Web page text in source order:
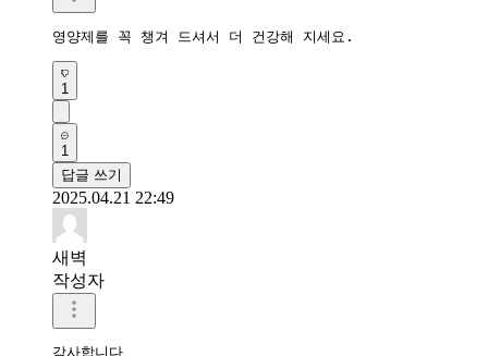
영양제를 꼭 챙겨 드셔서 더 건강해 지세요.
1
1
답글 쓰기
2025.04.21 22:49
새벽
작성자
감사합니다